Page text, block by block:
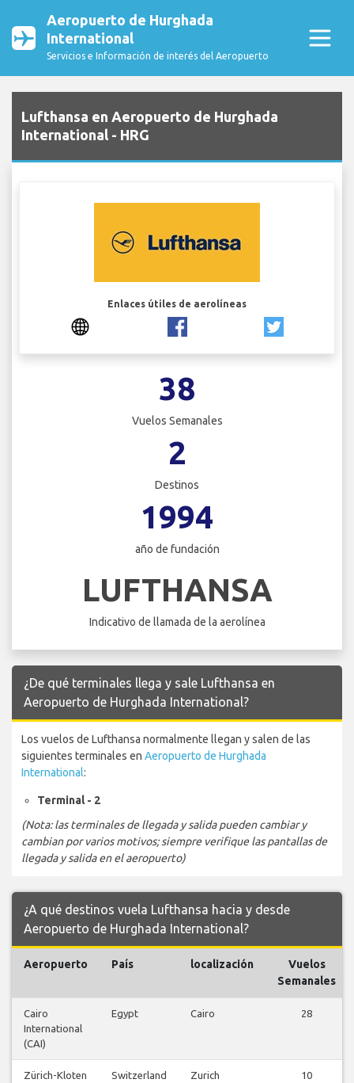
Aeropuerto de Hurghada
International
Servicios e Información de interés del Aeropuerto
Lufthansa en Aeropuerto de Hurghada
International - HRG
Enlaces útiles de aerolíneas
38
Vuelos Semanales
2
Destinos
1994
año de fundación
LUFTHANSA
Indicativo de llamada de la aerolínea
¿De qué terminales llega y sale Lufthansa en
Aeropuerto de Hurghada International?
Los vuelos de Lufthansa normalmente llegan y salen de las
siguientes terminales en Aeropuerto de Hurghada
International:
Terminal - 2
(Nota: las terminales de llegada y salida pueden cambiar y
cambian por varios motivos; siempre verifique las pantallas de
llegada y salida en el aeropuerto)
¿A qué destinos vuela Lufthansa hacia y desde
Aeropuerto de Hurghada International?
Aeropuerto País localización
Vuelos
Semanales
Cairo
International
(CAI)
Egypt Cairo 28
Zürich-Kloten
Switzerland Zurich 10